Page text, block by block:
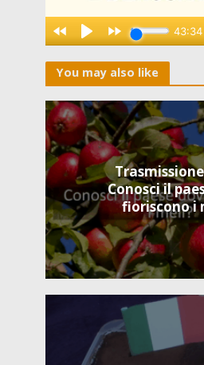
You may also like
Conosci il
fioriscono i